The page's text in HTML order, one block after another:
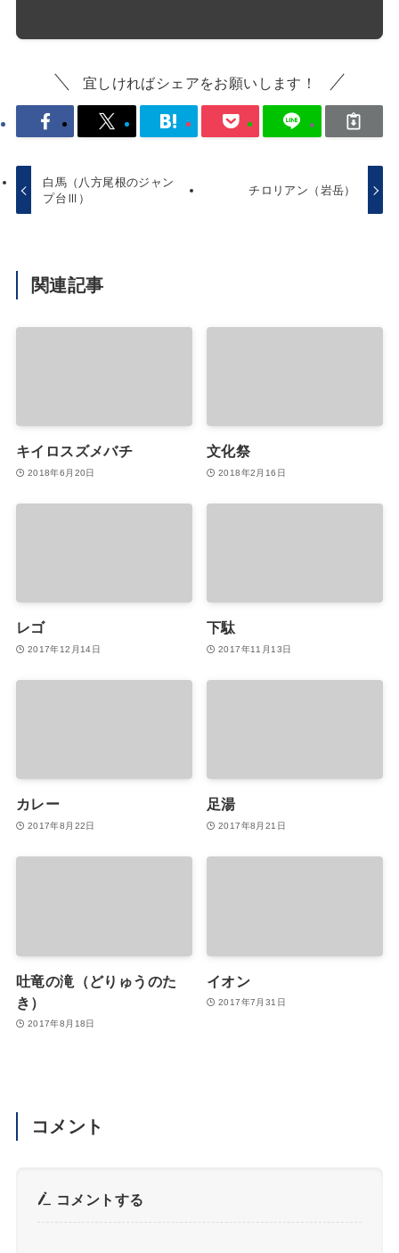
宜しければシェアをお願いします！
白馬（八方尾根のジャン
プ台Ⅲ）
チロリアン（岩岳）
関連記事
キイロスズメバチ
2018年6月20日
文化祭
2018年2月16日
レゴ
2017年12月14日
下駄
2017年11月13日
カレー
2017年8月22日
足湯
2017年8月21日
吐竜の滝（どりゅうのた
き）
2017年8月18日
イオン
2017年7月31日
コメント
コメントする